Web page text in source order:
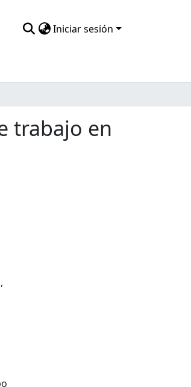
Iniciar sesión
trabajo en